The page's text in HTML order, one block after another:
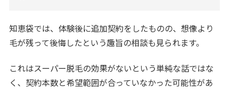
知恵袋では、体験後に追加契約をしたものの、想像より
毛が残って後悔したという趣旨の相談も見られます。
これはスーパー脱毛の効果がないという単純な話ではな
く、契約本数と希望範囲が合っていなかった可能性があ